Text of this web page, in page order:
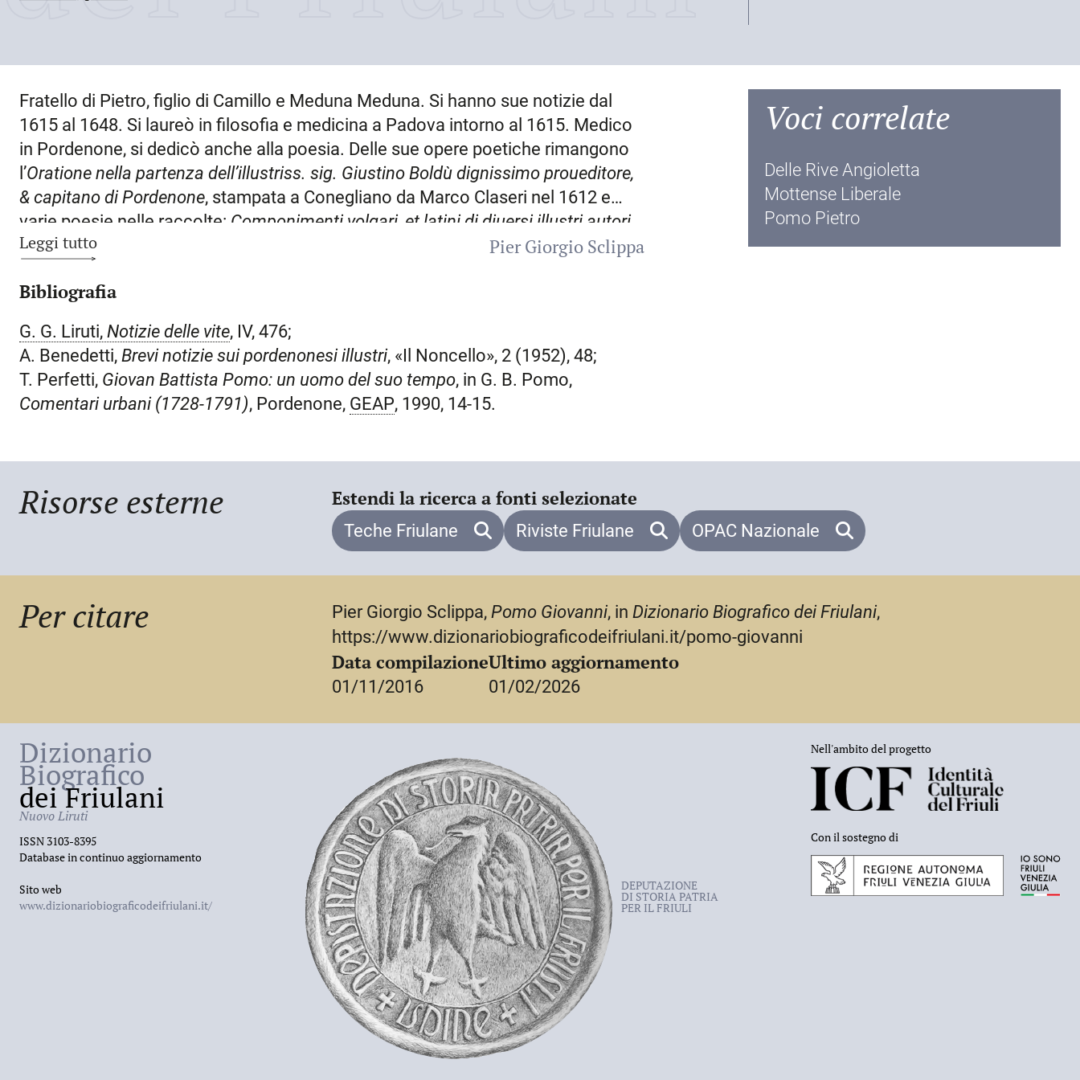
Fratello di Pietro, figlio di Camillo e Meduna Meduna. Si hanno sue notizie dal
1615 al 1648. Si laureò in filosofia e medicina a Padova intorno al 1615. Medico
in Pordenone, si dedicò anche alla poesia. Delle sue opere poetiche rimangono
l’Oratione nella partenza dell’illustriss. sig. Giustino Boldù dignissimo proueditore,
& capitano di Pordenone, stampata a Conegliano da Marco Claseri nel 1612 e
varie poesie nelle raccolte: Componimenti volgari, et latini di diuersi illustri autori
in lode de l’illustrissimo sig.r Vicenzo Capello degnissimo luogotenente generale
(stampati a Udine da Pietro Lorio nel 1615);
Liberal Motense di Pordenone(Udine, Lorio, 1619).
Leggi tutto
Pier Giorgio Sclippa
Bibliografia
G. G. Liruti, Notizie delle vite, IV, 476;
A. Benedetti, Brevi notizie sui pordenonesi illustri, «Il Noncello», 2 (1952), 48;
T. Perfetti, Giovan Battista Pomo: un uomo del suo tempo, in G. B. Pomo,
Comentari urbani (1728-1791), Pordenone, GEAP, 1990, 14-15.
Voci correlate
Delle Rive Angioletta
Mottense Liberale
Pomo Pietro
Risorse esterne Estendi la ricerca a fonti selezionate
Teche Friulane Riviste Friulane OPAC Nazionale
Per citare Pier Giorgio Sclippa, Pomo Giovanni, in Dizionario Biografico dei Friulani,
https://www.dizionariobiograficodeifriulani.it/pomo-giovanni
Data compilazione
01/11/2016
Ultimo aggiornamento
01/02/2026
Dizionario
Biografico
dei Friulani
Nuovo Liruti
ISSN 3103-8395
Database in continuo aggiornamento
Sito web
www.dizionariobiograficodeifriulani.it/
DEPUTAZIONE
DI STORIA PATRIA
PER IL FRIULI
Nell'ambito del progetto
Con il sostegno di